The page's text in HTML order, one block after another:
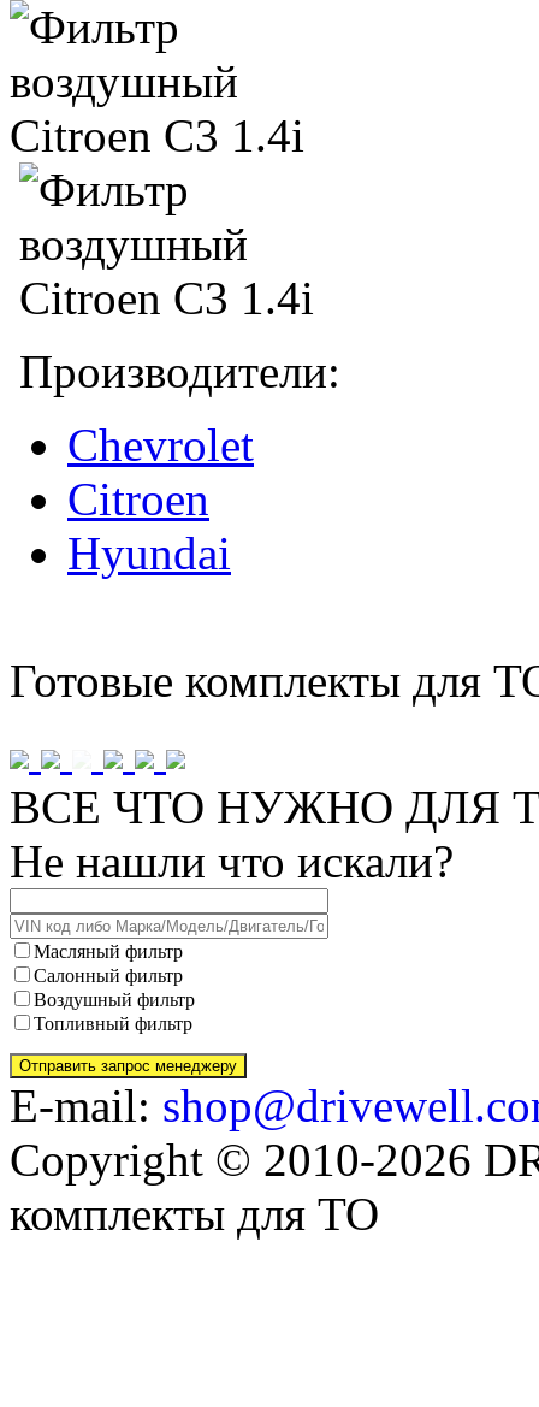
Производители:
Chevrolet
Citroen
Hyundai
Готовые комплекты для
ВСЕ ЧТО НУЖНО ДЛЯ
Не нашли что искали?
Масляный фильтр
Салонный фильтр
Воздушный фильтр
Топливный фильтр
E-mail:
Copyright © 2010-2026
комплекты для ТО